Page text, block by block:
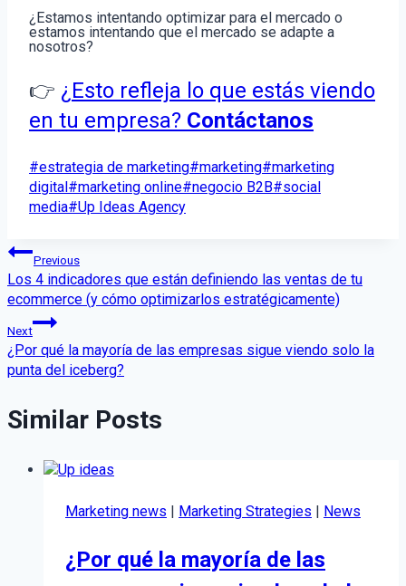
¿Estamos intentando optimizar para el mercado o
estamos intentando que el mercado se adapte a
nosotros?
👉 ¿Esto refleja lo que estás viendo
en tu empresa? Contáctanos
Post
Tags:
#estrategia de marketing#marketing#marketing
digital#marketing online#negocio B2B#social
media#Up Ideas Agency
Post
navigation
Previous
Los 4 indicadores que están definiendo las ventas de tu
ecommerce (y cómo optimizarlos estratégicamente)
Next
¿Por qué la mayoría de las empresas sigue viendo solo la
punta del iceberg?
Similar Posts
Marketing news | Marketing Strategies | News
¿Por qué la mayoría de las